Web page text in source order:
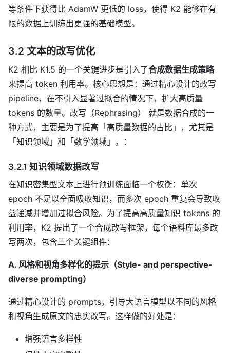
等条件下获得比 AdamW 更低的 loss，使得 K2 能够在有
限的数据上训练出更强的基础模型。
3.2 文本的改写优化
K2 相比 K1.5 的一个关键进步是引入了合成数据生成策略
来提高 token 利用率。核心思想是：通过精心设计的改写
pipeline，在不引入显著过拟合的情况下，扩大高质量
tokens 的数量。改写（Rephrasing） 就是数据合成的一
种方式，主要是为了提高「高质量数据的占比」，尤其是
「知识领域」和「数学领域」。：
3.2.1 知识领域数据改写
在知识密集型文本上进行预训练面临一个权衡：单次
epoch 不足以全面吸收知识，而多次 epoch 重复会导致收
益递减并增加过拟合风险。为了提高高质量知识 tokens 的
利用率，K2 提出了一个合成改写框架，每个语料库最多改
写两次，包含三个关键组件：
A. 风格和视角多样化的提示（Style- and perspective-
diverse prompting）
通过精心设计的 prompts，引导大语言模型以不同的风格
和视角生成原文的忠实改写。这样做的好处是：
增强语言多样性